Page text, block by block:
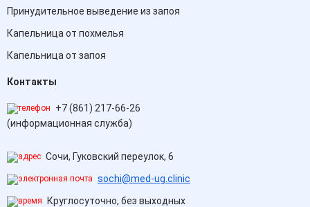
Принудительное выведение из запоя
Капельница от похмелья
Капельница от запоя
Контакты
+7 (861) 217-66-26
(информационная служба)
Сочи, Гуковский переулок, 6
sochi@med-ug.clinic
Круглосуточно, без выходных